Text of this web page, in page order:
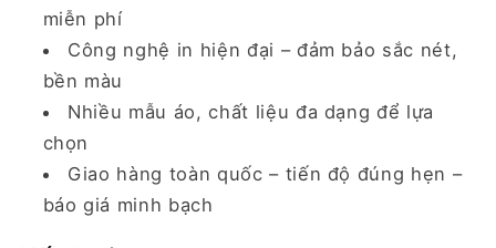
miễn phí
Công nghệ in hiện đại – đảm bảo sắc nét,
bền màu
Nhiều mẫu áo, chất liệu đa dạng để lựa
chọn
Giao hàng toàn quốc – tiến độ đúng hẹn –
báo giá minh bạch